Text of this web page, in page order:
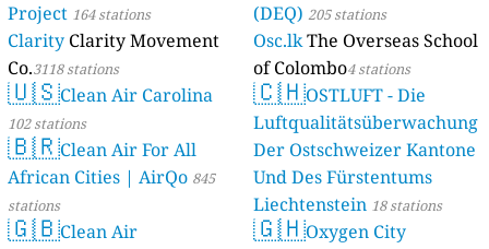
Project 164 stations
Clarity Clarity Movement
Co.3118 stations
🇺🇸Clean Air Carolina
102 stations
🇧🇷Clean Air For All
African Cities | AirQo 845
stations
🇬🇧Clean Air
(DEQ) 205 stations
Osc.lkThe Overseas School
of Colombo4 stations
🇨🇭OSTLUFT - Die
Luftqualitätsüberwachung
Der Ostschweizer Kantone
Und Des Fürstentums
Liechtenstein 18 stations
🇬🇭Oxygen City